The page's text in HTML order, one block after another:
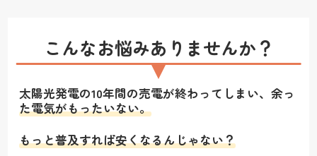
こんなお悩みありませんか？
太陽光発電の10年間の売電が終わってしまい、余っ
た電気がもったいない。
もっと普及すれば安くなるんじゃない？